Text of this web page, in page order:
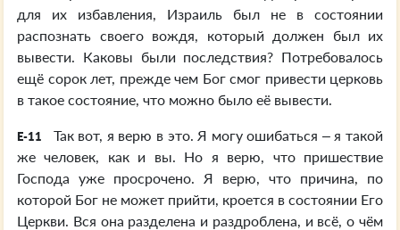
для их избавления, Израиль был не в состоянии
распознать своего вождя, который должен был их
вывести. Каковы были последствия? Потребовалось
ещё сорок лет, прежде чем Бог смог привести церковь
в такое состояние, что можно было её вывести.
E-11
Так вот, я верю в это. Я могу ошибаться – я такой
же человек, как и вы. Но я верю, что пришествие
Господа уже просрочено. Я верю, что причина, по
которой Бог не может прийти, кроется в состоянии Его
Церкви. Вся она разделена и раздроблена, и всё, о чём